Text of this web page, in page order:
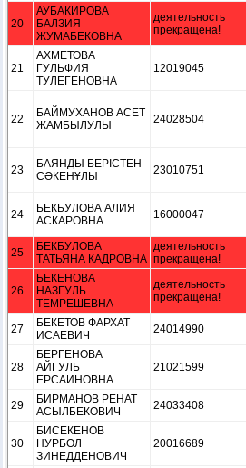
20
АУБАКИРОВА
БАЛЗИЯ
ЖУМАБЕКОВНА
деятельность
прекращена!
21
АХМЕТОВА
ГУЛЬФИЯ
ТУЛЕГЕНОВНА
12019045
22
БАЙМУХАНОВ АСЕТ
ЖАМБЫЛУЛЫ
24028504
23
БАЯНДЫ БЕРІСТЕН
СӘКЕНҰЛЫ
23010751
24
БЕКБУЛОВА АЛИЯ
АСКАРОВНА
16000047
25
БЕКБУЛОВА
ТАТЬЯНА КАДРОВНА
деятельность
прекращена!
26
БЕКЕНОВА
НАЗГУЛЬ
ТЕМРЕШЕВНА
деятельность
прекращена!
27
БЕКЕТОВ ФАРХАТ
ИСАЕВИЧ
24014990
28
БЕРГЕНОВА
АЙГУЛЬ
ЕРСАИНОВНА
21021599
29
БИРМАНОВ РЕНАТ
АСЫЛБЕКОВИЧ
24033408
30
БИСЕКЕНОВ
НУРБОЛ
ЗИНЕДДЕНОВИЧ
20016689